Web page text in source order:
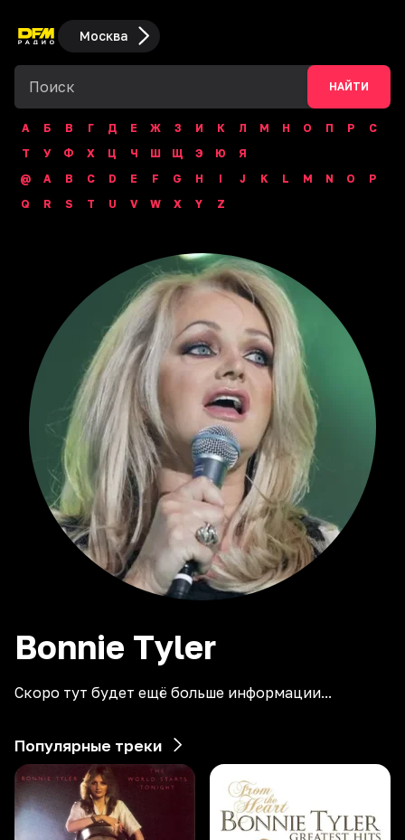
Москва
НАЙТИ
А Б В Г Д Е Ж З И К Л М Н О П Р
С
Т
У Ф Х Ц Ч Ш Щ Э Ю
Я
@
A B C D E F G H I J K L M N O
P
Q
R S T U V W X Y Z
Bonnie Tyler
Скоро тут будет ещё больше информации...
Популярные треки